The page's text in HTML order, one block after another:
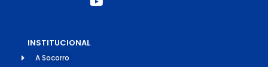
INSTITUCIONAL
A Socorro